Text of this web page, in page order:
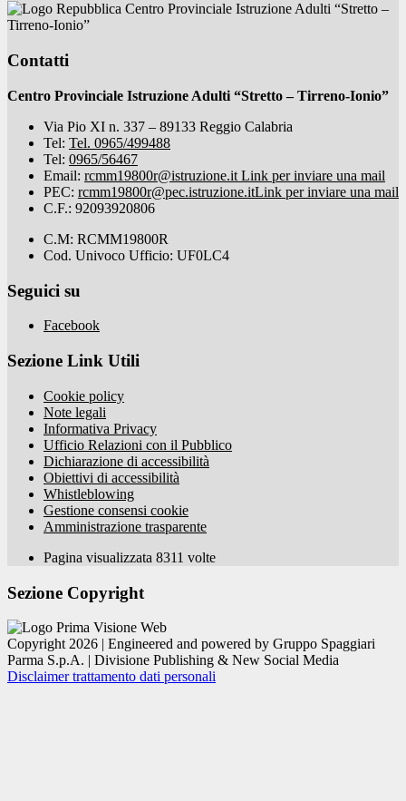
Centro Provinciale Istruzione Adulti “Stretto –
Tirreno-Ionio”
Contatti
Centro Provinciale Istruzione Adulti “Stretto – Tirreno-Ionio”
Via Pio XI n. 337 – 89133 Reggio Calabria
Tel: Tel. 0965/499488
Tel: 0965/56467
Email: rcmm19800r@istruzione.it Link per inviare una mail
PEC: rcmm19800r@pec.istruzione.itLink per inviare una mail
C.F.: 92093920806
C.M: RCMM19800R
Cod. Univoco Ufficio: UF0LC4
Seguici su
Facebook
Sezione Link Utili
Cookie policy
Note legali
Informativa Privacy
Ufficio Relazioni con il Pubblico
Dichiarazione di accessibilità
Obiettivi di accessibilità
Whistleblowing
Gestione consensi cookie
Amministrazione trasparente
Pagina visualizzata 8311 volte
Sezione Copyright
Copyright 2026 | Engineered and powered by Gruppo Spaggiari
Parma S.p.A. | Divisione Publishing & New Social Media
Disclaimer trattamento dati personali